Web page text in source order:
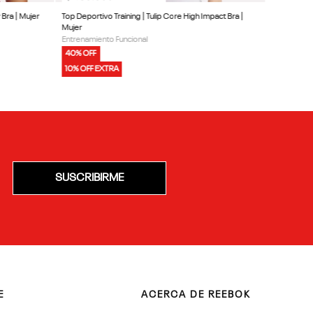
| Mujer
Top Deportivo Training | Tulip Core High Impact Bra |
Mujer
Entrenamiento Funcional
40% OFF
10% OFF EXTRA
SUSCRIBIRME
ACERCA DE REEBOK